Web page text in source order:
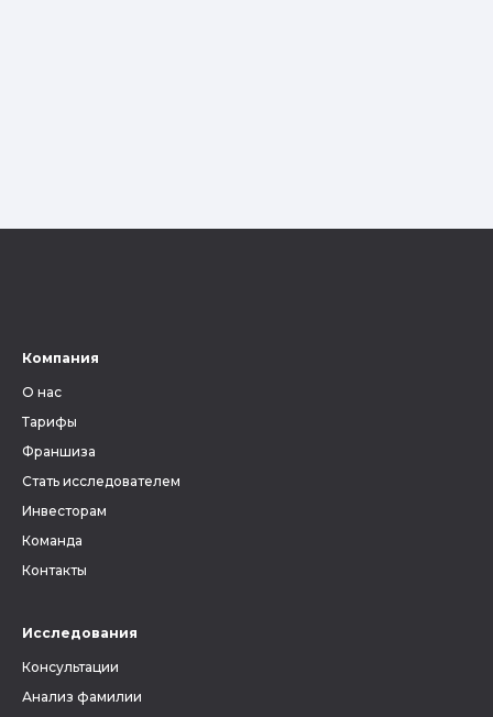
Компания
О нас
Тарифы
Франшиза
Стать исследователем
Инвесторам
Команда
Контакты
Исследования
Консультации
Анализ фамилии